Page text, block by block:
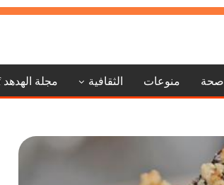
صحة منوعات الثقافية مجلة الهدهد Pdf